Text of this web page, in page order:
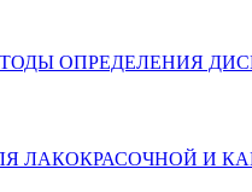
ОПРЕДЕЛЕНИЯ
ЛАКОКРАСОЧНОЙ